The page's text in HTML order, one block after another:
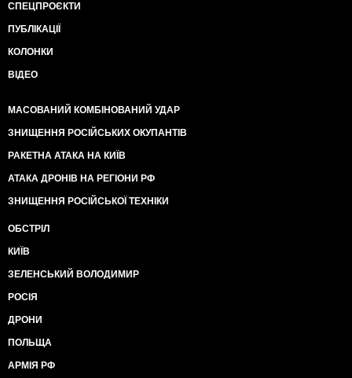
СПЕЦПРОЄКТИ
ПУБЛІКАЦІЇ
КОЛОНКИ
ВІДЕО
МАСОВАНИЙ КОМБІНОВАНИЙ УДАР
ЗНИЩЕННЯ РОСІЙСЬКИХ ОКУПАНТІВ
РАКЕТНА АТАКА НА КИЇВ
АТАКА ДРОНІВ НА РЕГІОНИ РФ
ЗНИЩЕННЯ РОСІЙСЬКОЇ ТЕХНІКИ
ОБСТРІЛ
КИЇВ
ЗЕЛЕНСЬКИЙ ВОЛОДИМИР
РОСІЯ
ДРОНИ
ПОЛЬЩА
АРМІЯ РФ